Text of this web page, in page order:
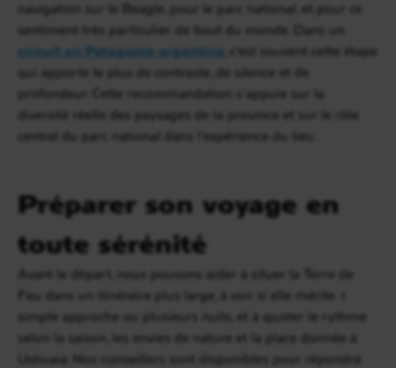
navigation sur le Beagle, pour le parc national, et pour ce
sentiment très particulier de bout du monde. Dans un
circuit en Patagonie argentine , c’est souvent cette étape
qui apporte le plus de contraste, de silence et de
profondeur. Cette recommandation s’appuie sur la
diversité réelle des paysages de la province et sur le rôle
central du parc national dans l’expérience du lieu.
Préparer son voyage en
toute sérénité
Avant le départ, nous pouvons aider à situer la Terre de
Feu dans un itinéraire plus large, à voir si elle mérite 1
simple approche ou plusieurs nuits, et à ajuster le rythme
selon la saison, les envies de nature et la place donnée à
Ushuaia. Nos conseillers sont disponibles pour répondre